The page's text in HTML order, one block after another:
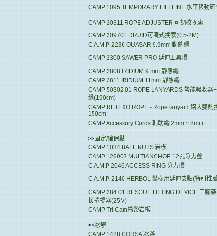
CAMP 1095 TEMPORARY LIFELINE 水平移動確
CAMP 20311 ROPE ADJUSTER 可調校挽索
CAMP 209701 DRUID可調式挽索(0.5-2M)
C.A.M.P. 2236 QUASAR 9.9mm 動態繩
CAMP 2300 SAWER PRO 延伸工具環
CAMP 2808 IRIDIUM 9 mm 靜態繩
CAMP 2811 IRIDIUM 11mm 靜態繩
CAMP 50302.01 ROPE LANYARDS 勢能吸收器
繩(190cm)
CAMP RETEXO ROPE - Rope lanyard 鋁大雙鉤
150cm
CAMP Accessory Cords 輔助繩 2mm ~ 8mm
>>固定/確保點
CAMP 1034 BALL NUTS 岩楔
CAMP 126902 MULTIANCHOR 12孔分力盤
C.A.M.P 2046 ACCESS RING 分力環
C.A.M.P. 2140 HERBOL 攀樹用延伸支點(特別推
CAMP 284.01 RESCUE LIFTING DEVICE 三腳
援捲揚器(25M)
CAMP Tri Cam扁帶岩楔
>>冰攀
CAMP 1428 CORSA 冰斧